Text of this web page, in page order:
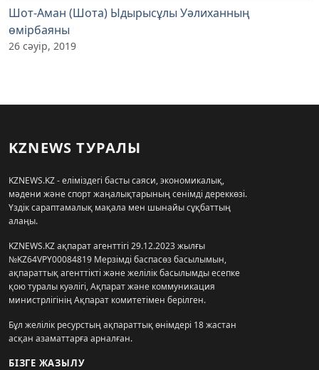
Шот-Аман (Шота) Ыдырысұлы Уәлиханның
өмірбаяны
26 сәуір, 2019
KZNEWS ТУРАЛЫ
KZNEWS.KZ - еліміздегі басты саяси, экономикалық,
мәдени және спорт жаңалықтарының сенімді дереккөзі.
Үздік сараптамалық мақала мен шынайы сұқбаттың
алаңы.
KZNEWS.KZ ақпарат агенттігі 29.12.2023 жылғы
№KZ64VPY00084819 Мерзімді баспасөз басылымын,
ақпараттық агенттікті және желілік басылымды есепке
қою туралы куәлігі, Ақпарат және коммуникация
министрлігінің Ақпарат комитетімен берілген.
Бұл желілік ресурстың ақпараттық өнімдері 18 жастан
асқан азаматтарға арналған.
БІЗГЕ ЖАЗЫЛУ